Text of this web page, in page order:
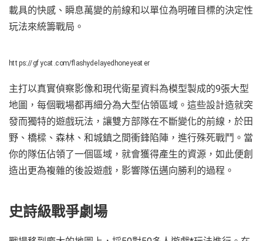
載具的快感、瞬息萬變的前線和以單位為明確目標的決定性
玩法來統籌戰局。
https://gfycat.com/flashydelayedhoneyeater
主打以真實偵察影像和現代衛星資料為模型製成的9張大型
地圖，每個戰場都再細分為大型佔領區域。這些設計造就突
發而獨特的遊戲玩法，讓雙方部隊在不斷變化的前線，於田
野、橋樑、森林、和城鎮之間衝鋒陷陣，進行殊死戰鬥。當
你的隊伍佔領了一個區域，就會獲得產生的資源，如此便創
造出更為複雜的後設遊戲，影響隊伍邁向勝利的過程。
史詩級戰爭劇場